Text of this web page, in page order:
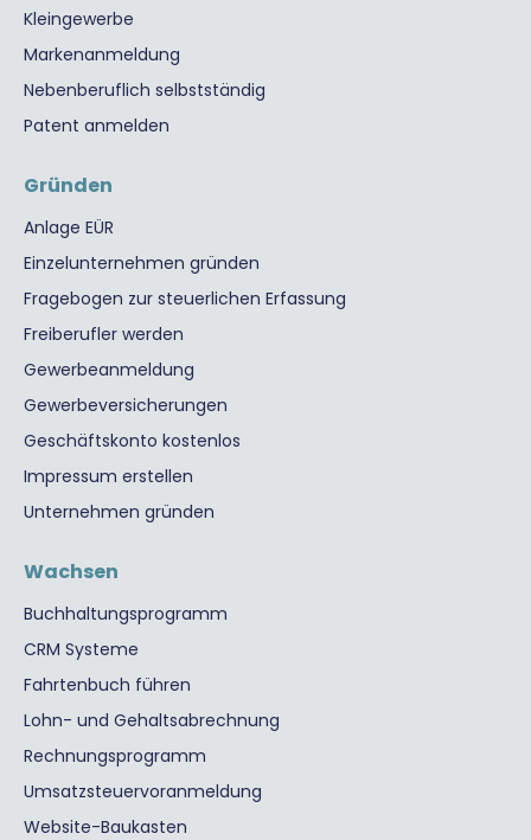
Kleingewerbe
Markenanmeldung
Nebenberuflich selbstständig
Patent anmelden
Gründen
Anlage EÜR
Einzelunternehmen gründen
Fragebogen zur steuerlichen Erfassung
Freiberufler werden
Gewerbeanmeldung
Gewerbeversicherungen
Geschäftskonto kostenlos
Impressum erstellen
Unternehmen gründen
Wachsen
Buchhaltungsprogramm
CRM Systeme
Fahrtenbuch führen
Lohn- und Gehaltsabrechnung
Rechnungsprogramm
Umsatzsteuervoranmeldung
Website-Baukasten